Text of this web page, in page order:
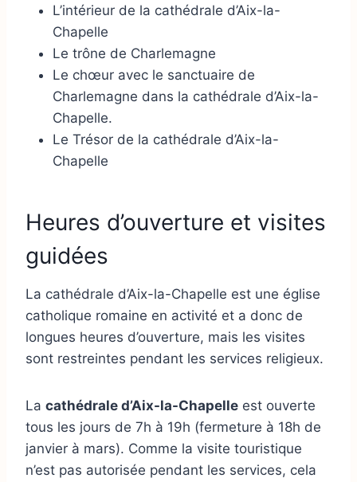
L’intérieur de la cathédrale d’Aix-la-
Chapelle
Le trône de Charlemagne
Le chœur avec le sanctuaire de
Charlemagne dans la cathédrale d’Aix-la-
Chapelle.
Le Trésor de la cathédrale d’Aix-la-
Chapelle
Heures d’ouverture et visites
guidées
La cathédrale d’Aix-la-Chapelle est une église
catholique romaine en activité et a donc de
longues heures d’ouverture, mais les visites
sont restreintes pendant les services religieux.
La cathédrale d’Aix-la-Chapelle est ouverte
tous les jours de 7h à 19h (fermeture à 18h de
janvier à mars). Comme la visite touristique
n’est pas autorisée pendant les services, cela